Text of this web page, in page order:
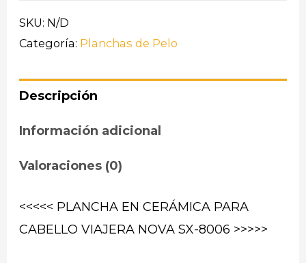
SKU: N/D
Categoría: Planchas de Pelo
Descripción
Información adicional
Valoraciones (0)
<<<<< PLANCHA EN CERÁMICA PARA
CABELLO VIAJERA NOVA SX-8006 >>>>>